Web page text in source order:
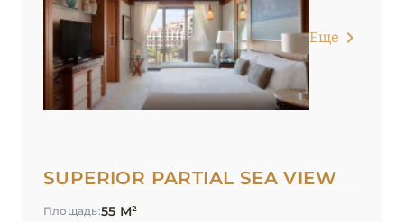
Еще
SUPERIOR PARTIAL SEA VIEW
Площадь:55 М²